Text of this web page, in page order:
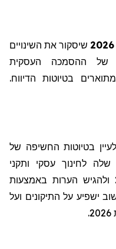
שיסקור את השינויים
של ההסמכה העסקית
בטיוטות הדיווח.
שלה לחינוך עסקי ותקני
ישפיע על התיקונים ועל